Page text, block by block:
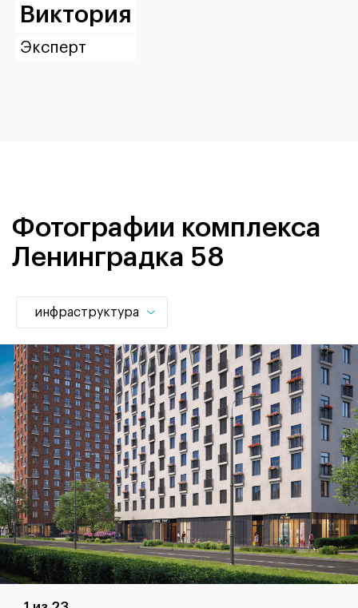
Виктория
Эксперт
Фотографии комплекса
Ленинградка 58
инфраструктура